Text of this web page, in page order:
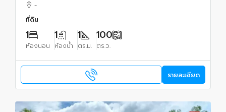
-
ที่ดิน
1
ห้องนอน
1
ห้องน้ำ
1
ตร.ม.
100
ตร.ว.
รายละเอียด